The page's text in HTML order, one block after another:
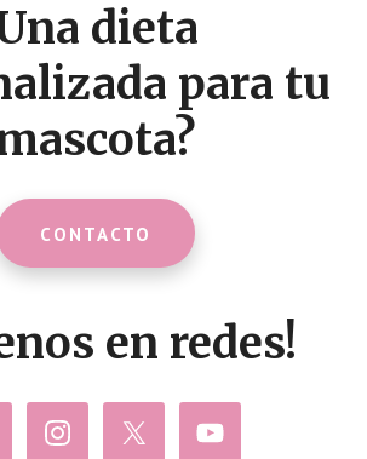
dieta
para tu
CONTACTO
en redes!